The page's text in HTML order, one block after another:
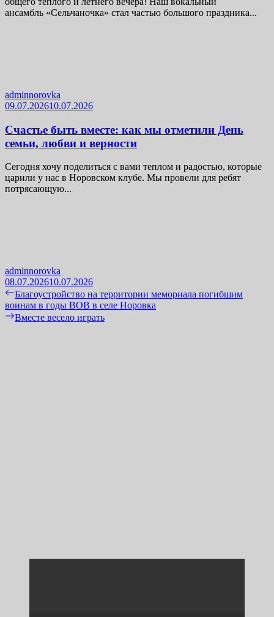
ансамбль «Сельчаночка» стал частью большого праздника...
adminnorovka
09.07.202610.07.2026
Счастье быть вместе: как мы отметили День
семьи, любви и верности
Сегодня хочу поделиться с вами теплом и радостью, которые
царили у нас в Норовском клубе. Мы провели для ребят
потрясающую...
adminnorovka
08.07.202610.07.2026
Навигация
по
Previous
post:
Благоустройство на территории мемориала погибшим
воинам в годы ВОВ в селе Норовка
Next
Вместе весело играть